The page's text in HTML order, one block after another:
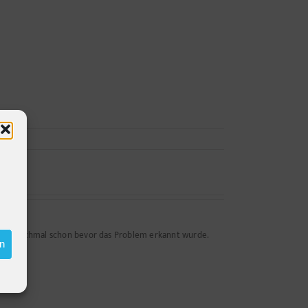
manchmal schon bevor das Problem erkannt wurde.